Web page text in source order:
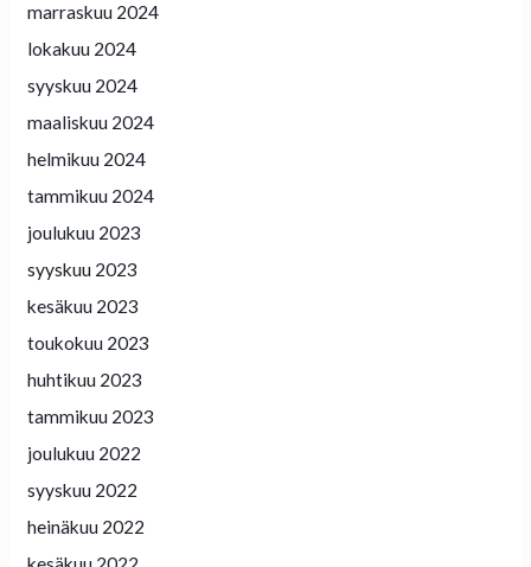
marraskuu 2024
lokakuu 2024
syyskuu 2024
maaliskuu 2024
helmikuu 2024
tammikuu 2024
joulukuu 2023
syyskuu 2023
kesäkuu 2023
toukokuu 2023
huhtikuu 2023
tammikuu 2023
joulukuu 2022
syyskuu 2022
heinäkuu 2022